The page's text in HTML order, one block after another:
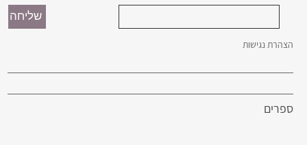
הצהרת נגישות
ספרים